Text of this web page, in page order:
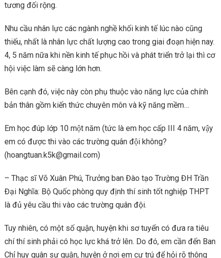
tương đối rộng.
Nhu cầu nhân lực các ngành nghề khối kinh tế lúc nào cũng
thiếu, nhất là nhân lực chất lượng cao trong giai đoạn hiện nay.
4, 5 năm nữa khi nền kinh tế phục hồi và phát triển trở lại thì cơ
hội việc làm sẽ càng lớn hơn.
Bên cạnh đó, việc này còn phụ thuộc vào năng lực của chính
bản thân gồm kiến thức chuyên môn và kỹ năng mềm…
Em học đúp lớp 10 một năm (tức là em học cấp III 4 năm, vậy
em có được thi vào các trường quân đội không?
(hoangtuan.k5k@gmail.com)
– Thạc sĩ Võ Xuân Phú, Trưởng ban Đào tạo Trường ĐH Trần
Đại Nghĩa: Bộ Quốc phòng quy định thí sinh tốt nghiệp THPT
là đủ yêu cầu thi vào các trường quân đội.
Tuy nhiên, có một số quận, huyện khi sơ tuyển có đưa ra tiêu
chí thí sinh phải có học lực khá trở lên. Do đó, em cần đến Ban
Chỉ huy quân sự quận, huyện ở nơi em cư trú để hỏi rõ thông